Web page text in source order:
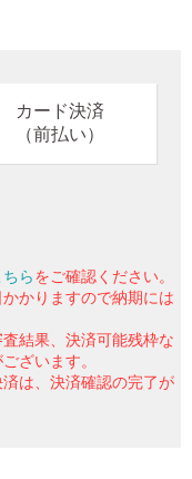
カード決済
（前払い）
ちらをご確認ください。
かりますので納期には
結果、決済可能残枠な
ざいます。
は、決済確認の完了が